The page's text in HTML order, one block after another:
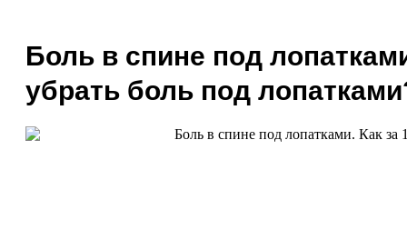
Боль в спине под
убрать боль под